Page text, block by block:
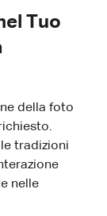
Tuo
della foto
tradizioni
nelle